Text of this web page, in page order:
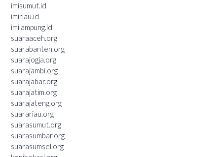
imisumut.id
imiriau.id
imilampung.id
suaraaceh.org
suarabanten.org
suarajogja.org
suarajambi.org
suarajabar.org
suarajatim.org
suarajateng.org
suarariau.org
suarasumut.org
suarasumbar.org
suarasumsel.org